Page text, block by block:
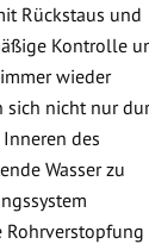
Rückstaus und
Kontrolle
wieder
sich nicht nur
des
Wasser zu
Rohrverstopfung